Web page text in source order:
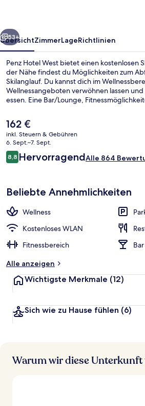
Weiter
53+
ÜbersichtZimmerLageRichtlinien
Penz Hotel West bietet einen kostenlosen
der Nähe findest du Möglichkeiten zum
Skilanglauf. Du kannst dich im
Wellnessangeboten verwöhnen lassen
essen. Eine Bar/Lounge,
ebenfalls.
Der
aktuelle
Preis
beträgt
162 €.
162 €
inkl. Steuern & Gebühren
6. Sept.–7. Sept.
Bewertungen
8,88,8 von 10.
HervorragendAlle 864
Beliebte Annehmlichkeiten
Wellness
Kostenloses WLAN
Fitnessbereich
Bar
Alle anzeigen
Wichtigste Merkmale (12)
Sich wie zu Hause fühlen (6)
Warum wir diese